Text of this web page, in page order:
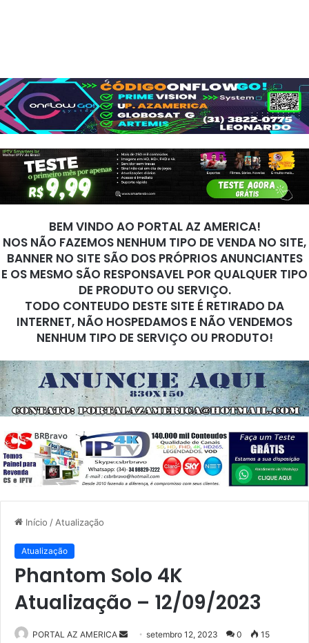
BEM VINDO AO PORTAL AZ AMERICA!
NOS NÃO FAZEMOS NENHUM TIPO DE VENDA NO SITE,
BANNER NO SITE SÃO DOS PRÓPRIOS ANUNCIANTES
E OS MESMO SÃO RESPONSAVEL POR QUALQUER TIPO
DE PRODUTO OU SERVIÇO.
TODO CONTEUDO DESTE SITE É RETIRADO DA
INTERNET, NÃO HOSPEDAMOS E NÃO VENDEMOS
NENHUM TIPO DE SERVIÇO OU PRODUTO!
Início / Atualização
Atualização
Phantom Solo 4K
Atualização – 12/09/2023
PORTAL AZ AMERICA setembro 12, 2023 0 15